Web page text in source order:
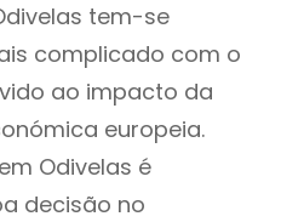
tem-se
complicado com o
ao impacto da
europeia.
Odivelas é
decisão no